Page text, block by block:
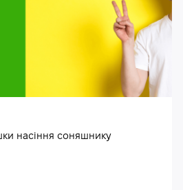
насіння соняшнику